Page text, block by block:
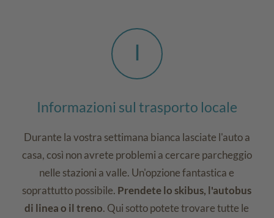
I
Informazioni sul trasporto locale
Durante la vostra settimana bianca lasciate l'auto a
casa, così non avrete problemi a cercare parcheggio
nelle stazioni a valle. Un'opzione fantastica e
soprattutto possibile. Prendete lo skibus, l'autobus
di linea o il treno. Qui sotto potete trovare tutte le